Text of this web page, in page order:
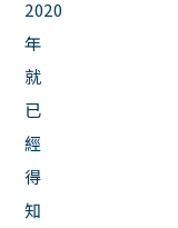
2020
年
就
已
經
得
知